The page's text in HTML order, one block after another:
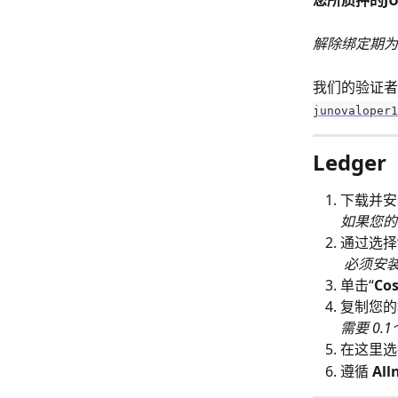
解除绑定期
我们的验证
Ledger
下载并
如果您
通过选
必须安
单击“
复制您
需要 0.1
在这里
遵循